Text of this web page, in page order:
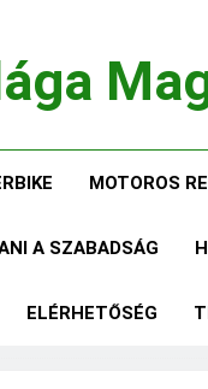
MOTOROS
A SZABADSÁG
ELÉRHETŐSÉG